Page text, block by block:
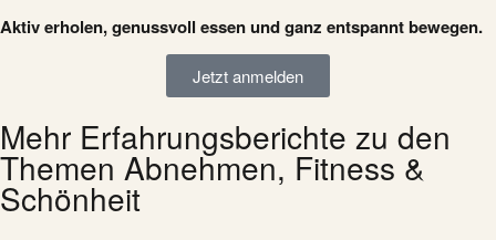
Aktiv erholen, genussvoll essen und ganz entspannt bewegen.
Jetzt anmelden
Mehr Erfahrungsberichte zu den
Themen Abnehmen, Fitness &
Schönheit